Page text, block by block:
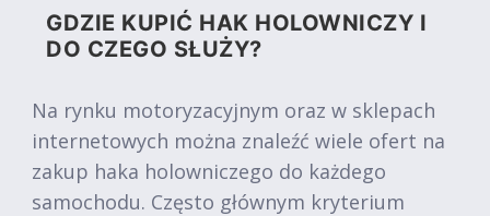
GDZIE KUPIĆ HAK HOLOWNICZY I
DO CZEGO SŁUŻY?
Na rynku motoryzacyjnym oraz w sklepach
internetowych można znaleźć wiele ofert na
zakup haka holowniczego do każdego
samochodu. Często głównym kryterium